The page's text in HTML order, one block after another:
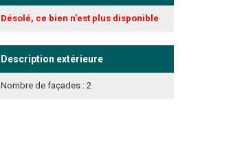
Désolé, ce bien n'est plus disponible
Description extérieure
Nombre de façades : 2